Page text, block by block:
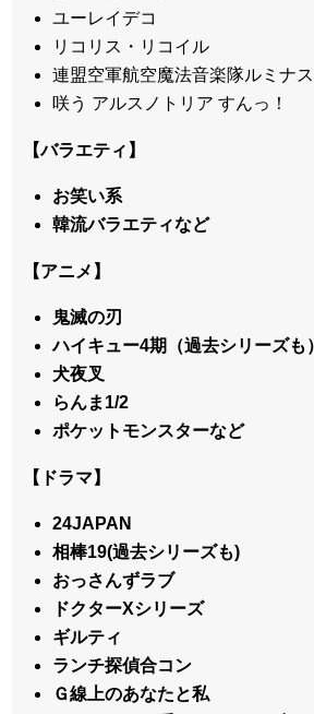
ユーレイデコ
リコリス・リコイル
連盟空軍航空魔法音楽隊ルミナ
咲う アルスノトリア すんっ！
【バラエティ】
お笑い系
韓流バラエティなど
【アニメ】
鬼滅の刃
ハイキュー4期（過去シリーズも）
犬夜叉
らんま1/2
ポケットモンスターなど
【ドラマ】
24JAPAN
相棒19(過去シリーズも)
おっさんずラブ
ドクターXシリーズ
ギルティ
ランチ探偵合コン
Ｇ線上のあなたと私